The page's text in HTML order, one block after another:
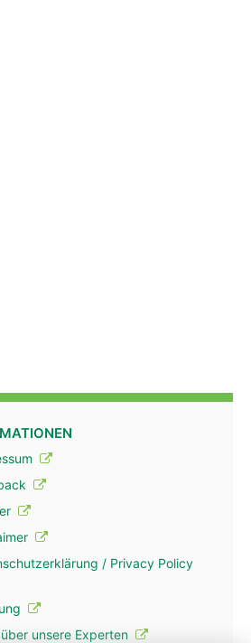
/ Privacy Policy
unsere Experten